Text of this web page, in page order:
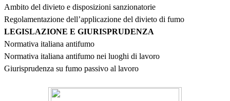
Ambito del divieto e disposizioni sanzionatorie
Regolamentazione dell’applicazione del divieto di fumo
LEGISLAZIONE E GIURISPRUDENZA
Normativa italiana antifumo
Normativa italiana antifumo nei luoghi di lavoro
Giurisprudenza su fumo passivo al lavoro